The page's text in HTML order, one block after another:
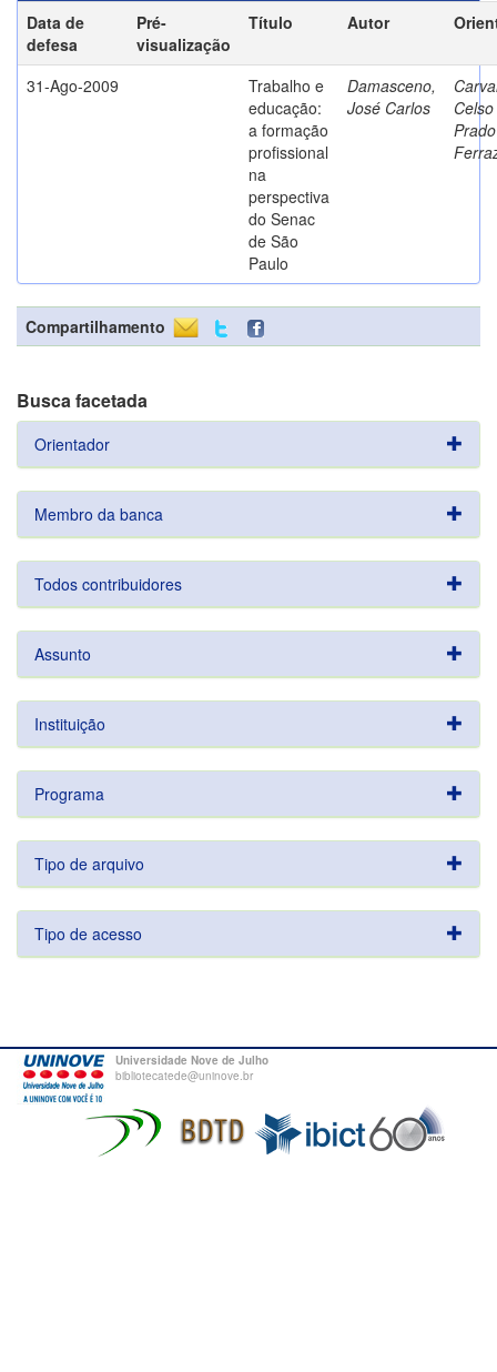
Data de
defesa
Pré-
visualização
Título Autor
31-Ago-2009
Trabalho e
educação:
a formação
profissional
na
perspectiva
do Senac
de São
Paulo
Damasceno,
José Carlos
Prado
Compartilhamento
Busca facetada
Orientador
Membro da banca
Todos contribuidores
Assunto
Instituição
Programa
Tipo de arquivo
Tipo de acesso
Universidade Nove de Julho
bibliotecatede@uninove.br